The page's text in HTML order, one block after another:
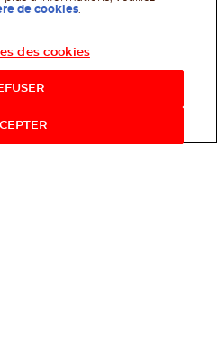
de cookies
des cookies